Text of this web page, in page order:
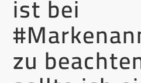
ist bei
zu